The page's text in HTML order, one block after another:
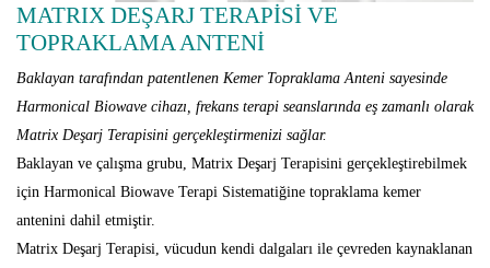
MATRIX DEŞARJ TERAPİSİ VE
TOPRAKLAMA ANTENİ
Baklayan tarafından patentlenen Kemer Topraklama Anteni sayesinde
Harmonical Biowave cihazı, frekans terapi seanslarında eş zamanlı olarak
Matrix Deşarj Terapisini gerçekleştirmenizi sağlar.
Baklayan ve çalışma grubu, Matrix Deşarj Terapisini gerçekleştirebilmek
için Harmonical Biowave Terapi Sistematiğine topraklama kemer
antenini dahil etmiştir.
Matrix Deşarj Terapisi, vücudun kendi dalgaları ile çevreden kaynaklanan